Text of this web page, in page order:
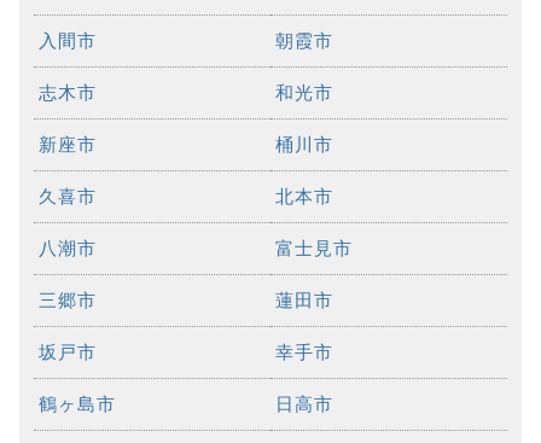
入間市 朝霞市
志木市 和光市
新座市 桶川市
久喜市 北本市
八潮市 富士見市
三郷市 蓮田市
坂戸市 幸手市
鶴ヶ島市 日高市